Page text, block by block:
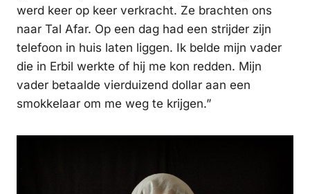
werd keer op keer verkracht. Ze brachten ons
naar Tal Afar. Op een dag had een strijder zijn
telefoon in huis laten liggen. Ik belde mijn vader
die in Erbil werkte of hij me kon redden. Mijn
vader betaalde vierduizend dollar aan een
smokkelaar om me weg te krijgen.”